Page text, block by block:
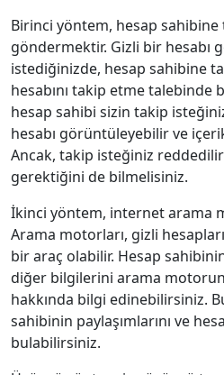
Birinci yöntem, hesap
göndermektir. Gizli bir hesabı
istediğinizde, hesap sahibine
hesabını takip etme talebinde
hesap sahibi sizin takip
hesabı görüntüleyebilir ve
Ancak, takip isteğiniz
gerektiğini de bilmelisiniz.
İkinci yöntem, internet arama
Arama motorları, gizli
bir araç olabilir. Hesap sahibinin
diğer bilgilerini arama
hakkında bilgi edinebilirsiniz.
sahibinin paylaşımlarını ve
bulabilirsiniz.